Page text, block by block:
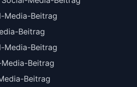
Media-Beitrag
Beitrag
Media-Beitrag
Beitrag
Beitrag